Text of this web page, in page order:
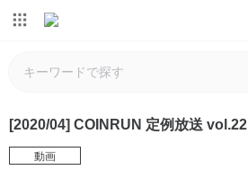
[2020/04] COINRUN 定例放送 vol.22
動画